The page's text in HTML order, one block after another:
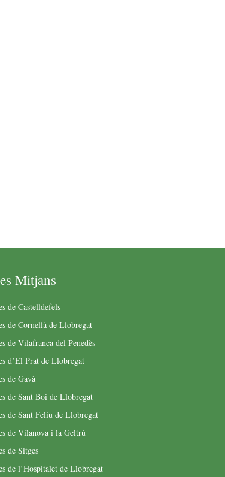
Mitjans
de Castelldefels
de Cornellà de Llobregat
de Vilafranca del Penedès
d’El Prat de Llobregat
de Gavà
de Sant Boi de Llobregat
de Sant Feliu de Llobregat
de Vilanova i la Geltrú
de Sitges
de l’Hospitalet de Llobregat